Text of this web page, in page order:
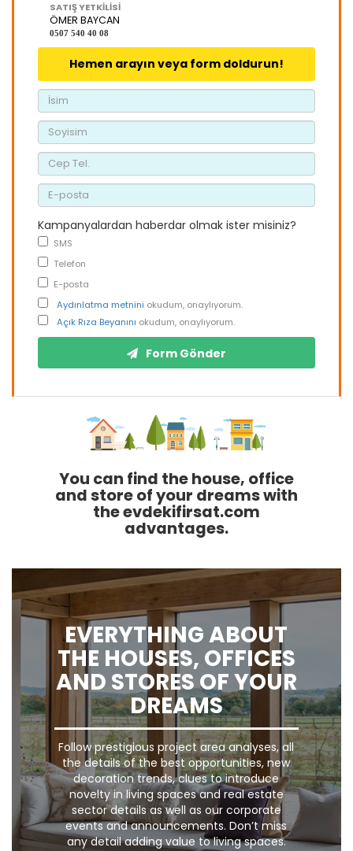
SATIŞ YETKİLİSİ
ÖMER BAYCAN
0507 540 40 08
Hemen arayın veya form doldurun!
Kampanyalardan haberdar olmak ister misiniz?
SMS
Telefon
E-posta
Aydınlatma metnini okudum, onaylıyorum.
Açık Rıza Beyanını okudum, onaylıyorum.
Form Gönder
You can find the house, office
and store of your dreams with
the evdekifirsat.com
advantages.
EVERYTHING ABOUT
THE HOUSES, OFFICES
AND STORES OF YOUR
DREAMS
Follow prestigious project area analyses, all
the details of the best opportunities, new
decoration trends, clues to introduce
novelty in living spaces and real estate
sector details as well as our corporate
events and announcements. Don’t miss
any detail adding value to living spaces.